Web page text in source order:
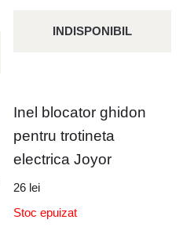
INDISPONIBIL
Inel blocator ghidon
pentru trotineta
electrica Joyor
26 lei
Stoc epuizat